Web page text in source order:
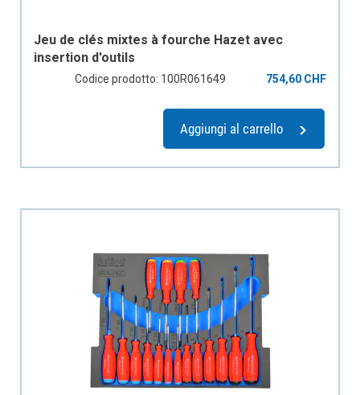
Jeu de clés mixtes à fourche Hazet avec
insertion d'outils
Codice prodotto: 100R061649 754,60 CHF
Aggiungi al carrello